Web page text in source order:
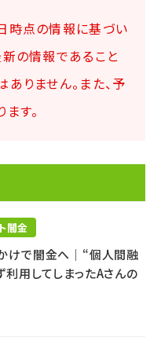
時点の情報に基づい
の情報であること
りません。また、予
す。
闇金
けで闇金へ│“個人間融
用してしまったAさんの